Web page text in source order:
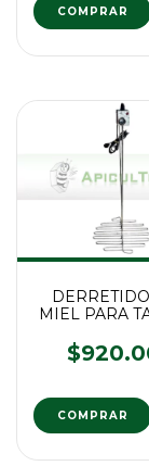
MIEL PARA